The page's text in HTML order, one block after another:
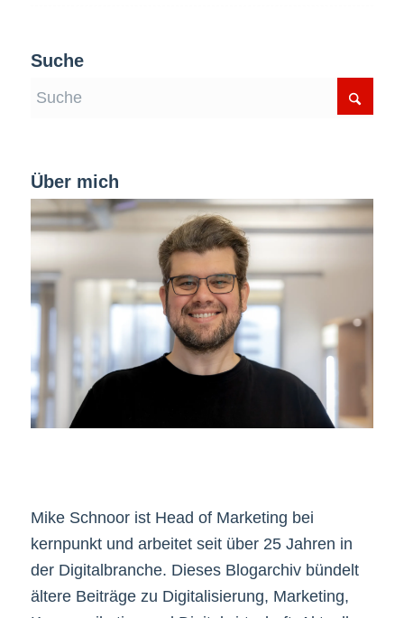
Suche
Über mich
Mike Schnoor ist Head of Marketing bei
kernpunkt und arbeitet seit über 25 Jahren in
der Digitalbranche. Dieses Blogarchiv bündelt
ältere Beiträge zu Digitalisierung, Marketing,